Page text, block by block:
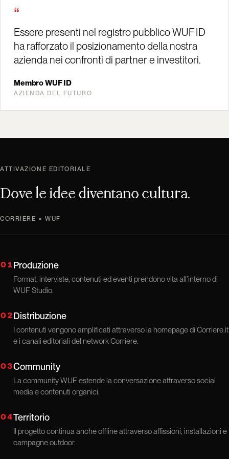
“
Essere presenti nel registro pubblico WUF ID
ha rafforzato il posizionamento della nostra
azienda nei confronti di partner e investitori.
Membro WUF ID
AZIENDA DEL FUTURO
ATTIVAZIONE EDITORIALE
Dove le idee diventano cultura.
CORRIERE × WUF
01Produzione
Format, interviste, contenuti ed eventi prendono vita all’interno di
WUF Studio.
02Distribuzione
I contenuti vengono amplificati attraverso la homepage di Corriere.it
e i canali editoriali del network Corriere.
03Community
La community WUF estende la conversazione attraverso social
media e contenuti organici.
04Territorio
Il progetto continua anche offline attraverso affissioni, installazioni e
campagne outdoor.